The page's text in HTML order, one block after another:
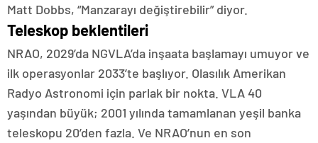
Matt Dobbs, “Manzarayı değiştirebilir” diyor.
Teleskop beklentileri
NRAO, 2029’da NGVLA’da inşaata başlamayı umuyor ve
ilk operasyonlar 2033’te başlıyor. Olasılık Amerikan
Radyo Astronomi için parlak bir nokta. VLA 40
yaşından büyük; 2001 yılında tamamlanan yeşil banka
teleskopu 20’den fazla. Ve NRAO’nun en son